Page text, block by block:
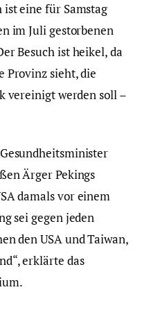
eine für Samstag
im Juli gestorbenen
Besuch ist heikel, da
Provinz sieht, die
vereinigt werden soll –
Ärger Pekings
damals vor einem
sei gegen jeden
den USA und Taiwan,
erklärte das